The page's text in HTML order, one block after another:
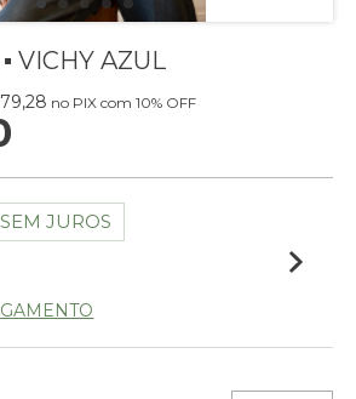
VICHY AZUL
no PIX com 10% OFF
SEM JUROS